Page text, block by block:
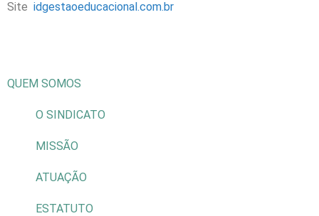
Site idgestaoeducacional.com.br
QUEM SOMOS
O SINDICATO
MISSÃO
ATUAÇÃO
ESTATUTO